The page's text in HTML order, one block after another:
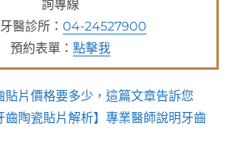
詢專線
醫診所： 04-24527900
預約表單： 點擊我
貼片價格要多少，這篇文章告訴您
齒陶瓷貼片解析】專業醫師說明牙齒